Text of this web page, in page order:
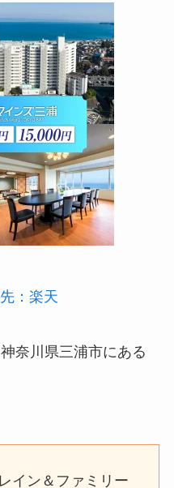
：楽天
奈川県三浦市にある
イン＆ファミリー